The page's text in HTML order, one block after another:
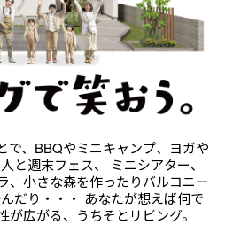
で、BBQやミニキャンプ、ヨガや
と週末フェス、 ミニシアター、
、小さな森を作ったりバルコニー
だり・・・ あなたが想えば何で
が広がる、うちそとリビング。